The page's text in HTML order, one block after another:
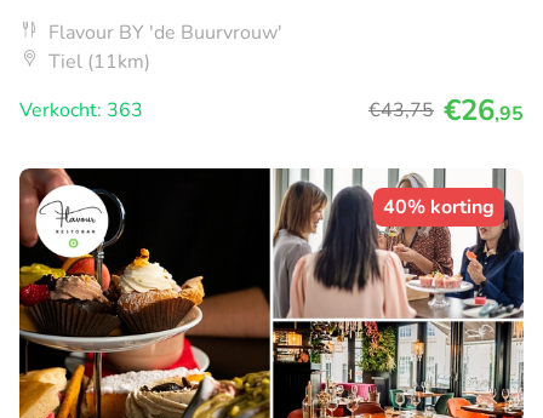
Flavour BY 'de Buurvrouw'
Tiel (11km)
Verkocht: 363
€43,75 €26,95
40% korting